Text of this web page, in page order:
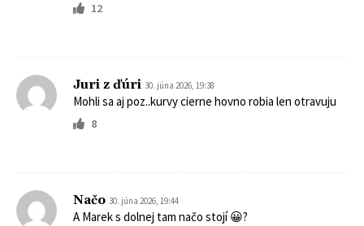
12
Juri z ďúri 30. júna 2026, 19:38
Mohli sa aj poz..kurvy cierne hovno robia len otravuju
8
Načo 30. júna 2026, 19:44
A Marek s dolnej tam načo stojí 😀?